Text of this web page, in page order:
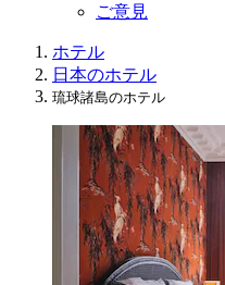
ご意見
ホテル
日本のホテル
琉球諸島のホテル